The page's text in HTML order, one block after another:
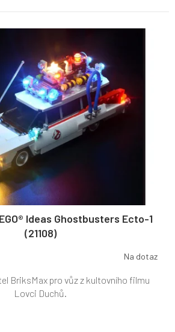
Ideas Ghostbusters Ecto-1
(21108)
Na dotaz
BriksMax pro vůz z kultovního filmu
Lovci Duchů.